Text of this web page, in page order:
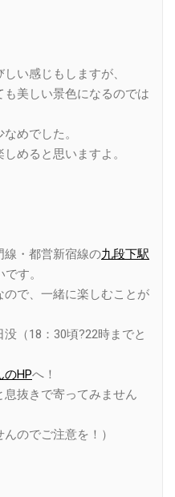
い感じもしますが、
美しい景色になるのでは
めでした。
めると思いますよ。
線・都営新宿線の九段下駅
す。
で、一緒に楽しむことが
（18：30頃?22時までと
のHPへ！
抜きで寄ってみません
のでご注意を！）